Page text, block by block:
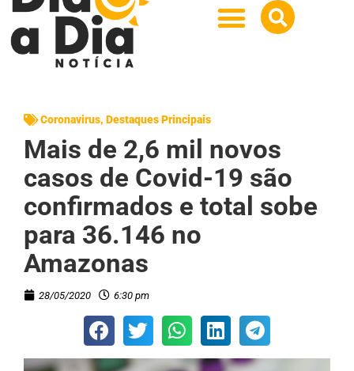
Coronavirus, Destaques Principais
Mais de 2,6 mil novos
casos de Covid-19 são
confirmados e total sobe
para 36.146 no
Amazonas
28/05/2020 6:30 pm